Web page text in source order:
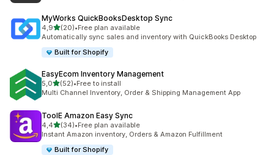
MyWorks QuickBooksDesktop Sync
4,9de 5 estrelas
(20)
20 total de avaliações
•Free plan available
Automatically sync sales and inventory with QuickBooks Desktop
Built for Shopify
EasyEcom Inventory Management
5,0de 5 estrelas
(52)
52 total de avaliações
•Free to install
Multi Channel Inventory, Order & Shipping Management App
ToolE Amazon Easy Sync
4,4de 5 estrelas
(34)
34 total de avaliações
•Free plan available
Instant Amazon inventory, Orders & Amazon Fulfillment
Built for Shopify